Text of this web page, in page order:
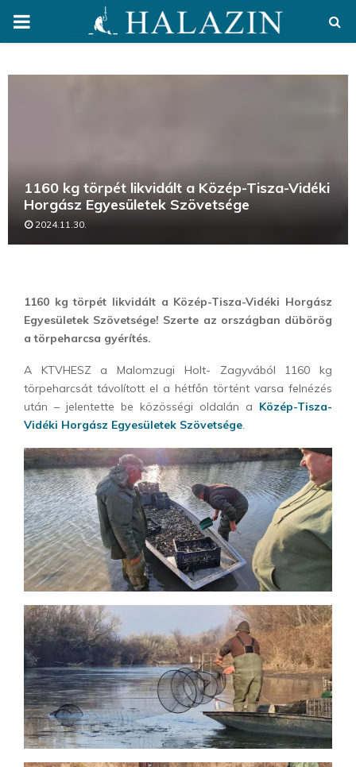
PRIMARY
1160 kg törpét likvidált a Közép-Tisza-Vidéki
Horgász Egyesületek Szövetsége
2024.11.30.
1160 kg törpét likvidált a Közép-Tisza-Vidéki Horgász
Egyesületek Szövetsége! Szerte az országban dübörög
a törpeharcsa gyérítés.
A KTVHESZ a Malomzugi Holt- Zagyvából 1160 kg
törpeharcsát távolított el a hétfőn történt varsa felnézés
után – jelentette be közösségi oldalán a Közép-Tisza-
Vidéki Horgász Egyesületek Szövetsége.